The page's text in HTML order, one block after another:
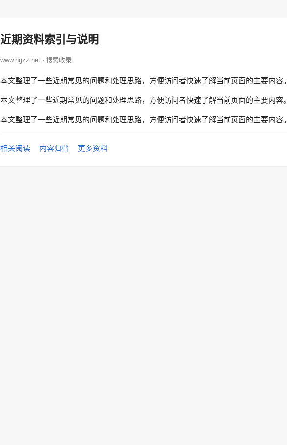
近期资料索引与说明
www.hgzz.net · 搜索收录
本文整理了一些近期常见的问题和处理思路，方便访问者快速了解当前页面的主要内容。
本文整理了一些近期常见的问题和处理思路，方便访问者快速了解当前页面的主要内容。
本文整理了一些近期常见的问题和处理思路，方便访问者快速了解当前页面的主要内容。
相关阅读 内容归档 更多资料